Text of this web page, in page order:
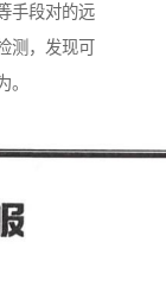
手段对的远
测，发现可